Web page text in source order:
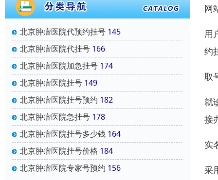
北京肿瘤医院代预约挂号 145
北京肿瘤医院代挂号 166
北京肿瘤医院加急挂号 174
北京肿瘤医院挂号 149
北京肿瘤医院挂号预约 182
北京肿瘤医院急挂号 178
北京肿瘤医院挂号多少钱 164
北京肿瘤医院挂号价格 184
北京肿瘤医院专家号预约 156
网
用
约
取
就
接
实
采